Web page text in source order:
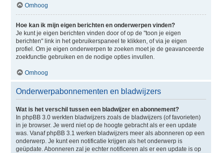
Omhoog
Hoe kan ik mijn eigen berichten en onderwerpen vinden?
Je kunt je eigen berichten vinden door of op de "toon je eigen
berichten" link in het gebruikerspaneel te klikken, of via je eigen
profiel. Om je eigen onderwerpen te zoeken moet je de geavanceerde
zoekfunctie gebruiken en de nodige opties invullen.
Omhoog
Onderwerpabonnementen en bladwijzers
Wat is het verschil tussen een bladwijzer en abonnement?
In phpBB 3.0 werkten bladwijzers zoals de bladwijzers (of favorieten)
in je browser. Je werd niet op de hoogte gebracht als er een update
was. Vanaf phpBB 3.1 werken bladwijzers meer als abonneren op een
onderwerp. Je kunt een notificatie krijgen als het onderwerp is
geüpdate. Abonneren zal je echter notificeren als er een update is op